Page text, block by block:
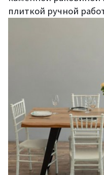
плиткой ручной